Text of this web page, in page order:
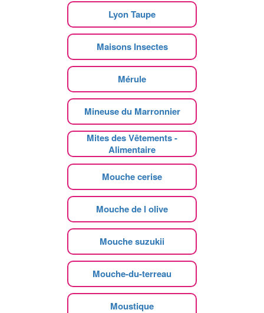
Lyon Taupe
Maisons Insectes
Mérule
Mineuse du Marronnier
Mites des Vêtements -
Alimentaire
Mouche cerise
Mouche de l olive
Mouche suzukii
Mouche-du-terreau
Moustique